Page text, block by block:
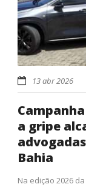
13 abr 2026
a gripe
Bahia
Na edição 2026